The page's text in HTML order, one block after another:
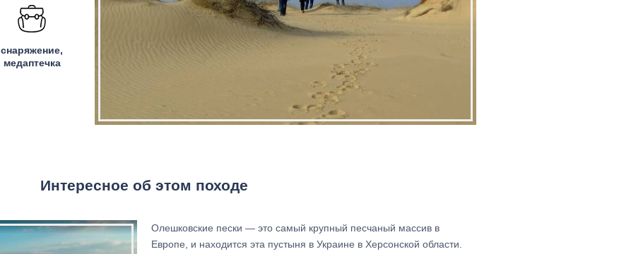
снаряжение,
медаптечка
Интересное об этом походе
Олешковские пески — это самый крупный песчаный массив в
Европе, и находится эта пустыня в Украине в Херсонской области.